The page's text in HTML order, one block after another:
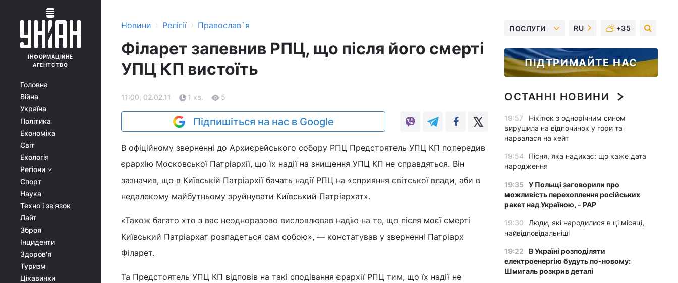
ІНФОРМАЦІЙНЕ
АГЕНТСТВО
Головна
Війна
Україна
Політика
Економіка
Світ
Екологія
Регіони
Спорт
Наука
Техно і зв'язок
Лайт
Зброя
Інциденти
Здоров'я
Туризм
Цікавинки
Новини › Релігії › Православ`я
Філарет запевнив РПЦ, що після його смерті
УПЦ КП вистоїть
11:00, 02.02.11 1 хв. 5
Підпишіться на нас в Google
В офіційному зверненні до Архиєрейського собору РПЦ Предстоятель УПЦ КП попередив
єрархію Московської Патріархії, що їх надії на знищення УПЦ КП не справдяться. Він
зазначив, що в Київській Патріархії бачать надії РПЦ на «сприяння світської влади, аби в
недалекому майбутньому зруйнувати Київський Патріархат».
«Також багато хто з вас неодноразово висловлював надію на те, що після моєї смерті
Київський Патріархат розпадеться сам собою», — констатував у зверненні Патріарх
Філарет.
Та Предстоятель УПЦ КП відповів на такі сподівання єрархії РПЦ тим, що їх надії не
ПОСЛУГИ RU +35
ПІДТРИМАЙТЕ НАС
ОСТАННІ НОВИНИ
19:57
Нікітюк з однорічним сином
вирушила на відпочинок у гори та
нарвалася на хейт
19:54
Пісня, яка надихає: що каже дата
народження
19:35 У Польщі заговорили про
можливість перехоплення російських
ракет над Україною, - PAP
19:30
Люди, які народилися в ці місяці,
найвідповідальніші
19:22
В Україні розподіляти
електроенергію будуть по-новому:
Шмигаль розкрив деталі